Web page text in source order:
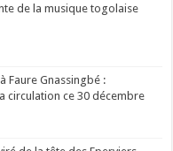
de la musique togolaise
Faure Gnassingbé :
circulation ce 30 décembre